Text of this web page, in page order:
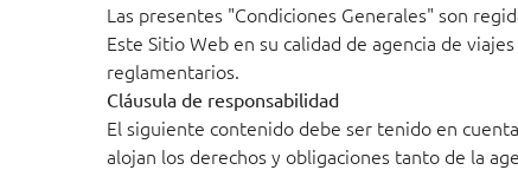
Las presentes "Condiciones Generales" son
Este Sitio Web en su calidad de agencia de
reglamentarios.
Cláusula de responsabilidad
El siguiente contenido debe ser tenido en
alojan los derechos y obligaciones tanto de la